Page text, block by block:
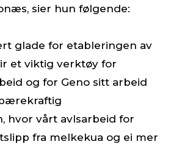
sier hun følgende:
glade for etableringen av
et viktig verktøy for
og for Geno sitt arbeid
hvor vårt avlsarbeid for
fra melkekua og ei mer